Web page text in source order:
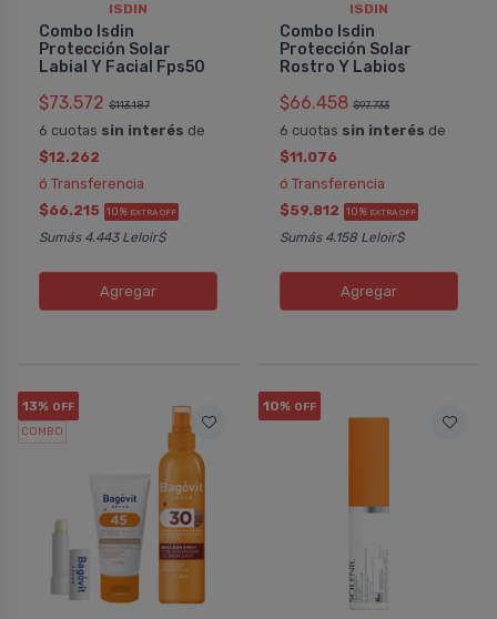
ISDIN
Combo Isdin
Protección Solar
Labial Y Facial Fps50
$73.572 $113.187
6 cuotas sin interés de
$12.262
ó Transferencia
$66.215 10% EXTRA OFF
Sumás 4.443 Leloir$
Agregar
ISDIN
Combo Isdin
Protección Solar
Rostro Y Labios
$66.458 $97.733
6 cuotas sin interés de
$11.076
ó Transferencia
$59.812 10% EXTRA OFF
Sumás 4.158 Leloir$
Agregar
13% OFF
COMBO
10% OFF